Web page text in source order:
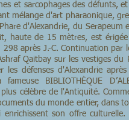
et sarcophages des défunts,
mélange d'art pharaonique,
d'Alexandrie, du Serapeum
haute de 15 mètres, est
après J.-C. Continuation par
Qaitbay sur les vestiges
défenses d'Alexandrie
BIBLIOTHÈQUE
célèbre de l'Antiquité.
du monde entier, dans
son offre